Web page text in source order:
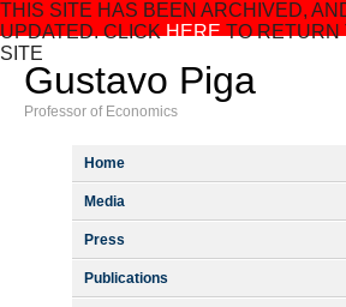
THIS SITE HAS BEEN ARCHIVED,
UPDATED. CLICKHERETO RETURN
SITE
Gustavo Piga
Professor of Economics
Home
Media
Press
Publications